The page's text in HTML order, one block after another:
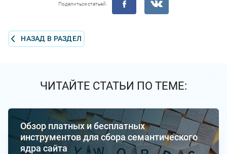
НАЗАД В РАЗДЕЛ
Поделиться статьей:
ЧИТАЙТЕ СТАТЬИ ПО ТЕМЕ:
Обзор платных и бесплатных
инструментов для сбора семантического
ядра сайта